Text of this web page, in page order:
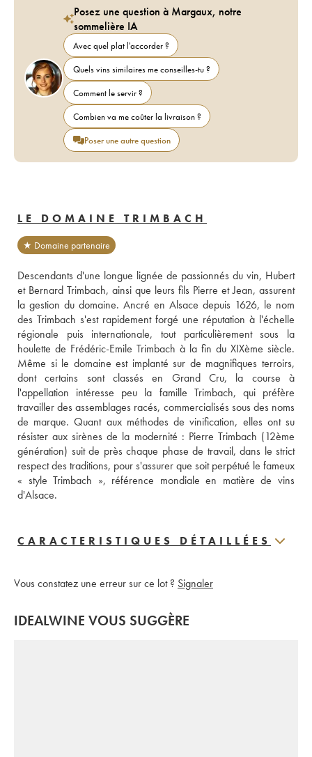
Posez une question à Margaux, notre
sommelière IA
Avec quel plat l'accorder ?
Quels vins similaires me conseilles-tu ?
Comment le servir ?
Combien va me coûter la livraison ?
Poser une autre question
LE DOMAINE TRIMBACH
★ Domaine partenaire
Descendants d'une longue lignée de passionnés du vin, Hubert
et Bernard Trimbach, ainsi que leurs fils Pierre et Jean, assurent
la gestion du domaine. Ancré en Alsace depuis 1626, le nom
des Trimbach s'est rapidement forgé une réputation à l'échelle
régionale puis internationale, tout particulièrement sous la
houlette de Frédéric-Emile Trimbach à la fin du XIXème siècle.
Même si le domaine est implanté sur de magnifiques terroirs,
dont certains sont classés en Grand Cru, la course à
l'appellation intéresse peu la famille Trimbach, qui préfère
travailler des assemblages racés, commercialisés sous des noms
de marque. Quant aux méthodes de vinification, elles ont su
résister aux sirènes de la modernité : Pierre Trimbach (12ème
génération) suit de près chaque phase de travail, dans le strict
respect des traditions, pour s'assurer que soit perpétué le fameux
« style Trimbach », référence mondiale en matière de vins
d'Alsace.
CARACTERISTIQUES DÉTAILLÉES
Vous constatez une erreur sur ce lot ? Signaler
IDEALWINE VOUS SUGGÈRE